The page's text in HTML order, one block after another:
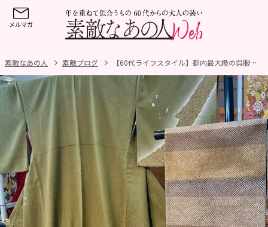
素敵なあの人 素敵ブログ 【60代ライフスタイル】都内最大級の呉服屋さんへ！初孫の「七五三」準備に大奮闘